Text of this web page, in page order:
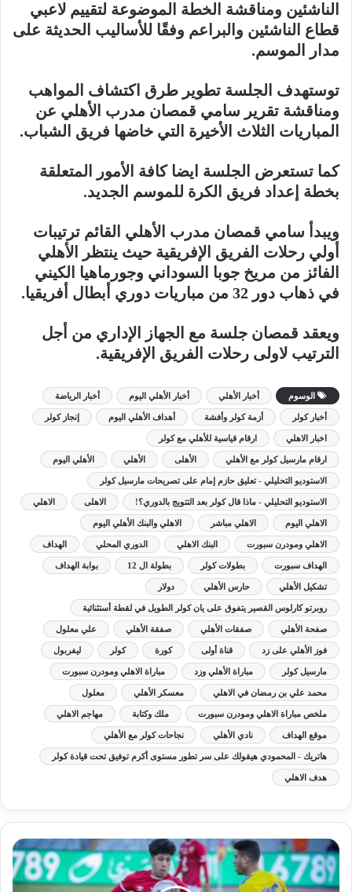
الناشئين ومناقشة الخطة الموضوعة لتقييم لاعبي
قطاع الناشئين والبراعم وفقًا للأساليب الحديثة على
مدار الموسم.
توستهدف الجلسة تطوير طرق اكتشاف المواهب
ومناقشة تقرير سامي قمصان مدرب الأهلي عن
المباريات الثلاث الأخيرة التي خاضها فريق الشباب.
كما تستعرض الجلسة ايضا كافة الأمور المتعلقة
بخطة إعداد فريق الكرة للموسم الجديد.
ويبدأ سامي قمصان مدرب الأهلي القائم ترتيبات
أولي رحلات الفريق الإفريقية حيث ينتظر الأهلي
الفائز من مريخ جوبا السوداني وجورماهيا الكيني
في ذهاب دور 32 من مباريات دوري أبطال أفريقيا.
ويعقد قمصان جلسة مع الجهاز الإداري من أجل
الترتيب لاولى رحلات الفريق الإفريقية.
الوسوم أخبار الأهلي أخبار الأهلي اليوم أخبار الرياضة
أخبار كولر أزمة كولر وأفشة أهداف الأهلي اليوم إنجاز كولر
اخبار الاهلي ارقام قياسية للأهلي مع كولر
ارقام مارسيل كولر مع الأهلي الأهلى الأهلي الأهلي اليوم
الاستوديو التحليلي - تعليق حازم إمام على تصريحات مارسيل كولر
الاستوديو التحليلي - ماذا قال كولر بعد التتويج بالدوري؟! الاهلى الاهلي
الاهلي اليوم الاهلي مباشر الاهلي والبنك الأهلي اليوم
الاهلي ومودرن سبورت البنك الاهلي الدوري المحلي الهداف
الهداف سبورت بطولات كولر بطولة ال 12 بوابة الهداف
تشكيل الأهلي حارس الأهلي دولار
روبرتو كارلوس القصير يتفوق على يان كولر الطويل في لقطة أستثنائية
صفحة الأهلي صفقات الأهلي صفقة الأهلي علي معلول
فوز الأهلي على زد قناة أولى كورة كولر ليفربول
مارسيل كولر مباراة الأهلي وزد مباراة الاهلي ومودرن سبورت
محمد علي بن رمضان في الاهلي معسكر الأهلي معلول
ملخص مباراة الاهلي ومودرن سبورت ملك وكتابة مهاجم الاهلي
موقع الهداف نادي الأهلي نجاحات كولر مع الأهلي
هاتريك - المحمودي هيقولك على سر تطور مستوى أكرم توفيق تحت قيادة كولر
هدف الاهلي